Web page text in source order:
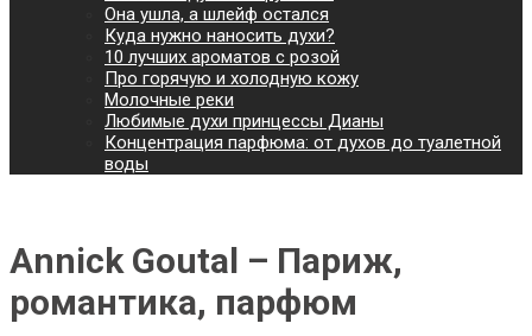
Она ушла, а шлейф остался
Куда нужно наносить духи?
10 лучших ароматов с розой
Про горячую и холодную кожу
Молочные реки
Любимые духи принцессы Дианы
Концентрация парфюма: от духов до туалетной
воды
Annick Goutal – Париж,
романтика, парфюм